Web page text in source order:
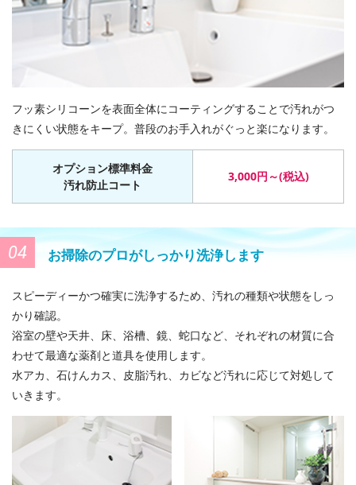
フッ素シリコーンを表面全体にコーティングすることで汚れがつ
きにくい状態をキープ。普段のお手入れがぐっと楽になります。
オプション標準料金
汚れ防止コート
3,000円～(税込)
04 お掃除のプロがしっかり洗浄します
スピーディーかつ確実に洗浄するため、汚れの種類や状態をしっ
かり確認。
浴室の壁や天井、床、浴槽、鏡、蛇口など、それぞれの材質に合
わせて最適な薬剤と道具を使用します。
水アカ、石けんカス、皮脂汚れ、カビなど汚れに応じて対処して
いきます。